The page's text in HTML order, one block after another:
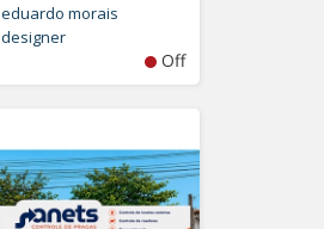
eduardo morais
designer
Off